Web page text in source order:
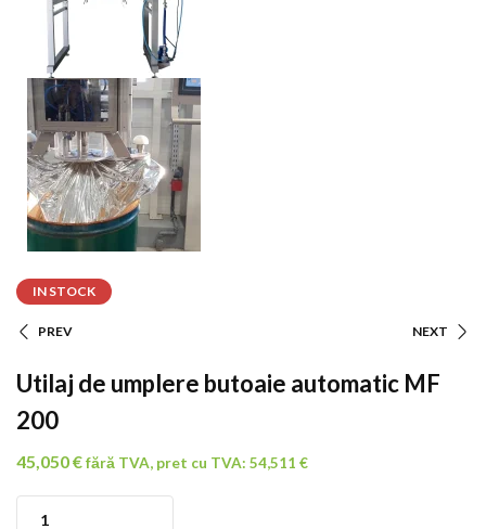
IN STOCK
În
Articole
PREV NEXT
Utilaj de umplere butoaie automatic MF
200
45,050€fără TVA, pret cu TVA: 54,511 €